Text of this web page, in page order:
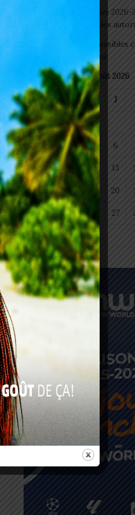
Togo/ Rentrée scolaire 2026-
liste officielle des écoles
ESSAL 2026 : les admissibles
visite médicale à Lomé
août 2026
L M M J
3 4 5 6
10 11 12 13
17 18 20
24 25 26 27
31
« Juil